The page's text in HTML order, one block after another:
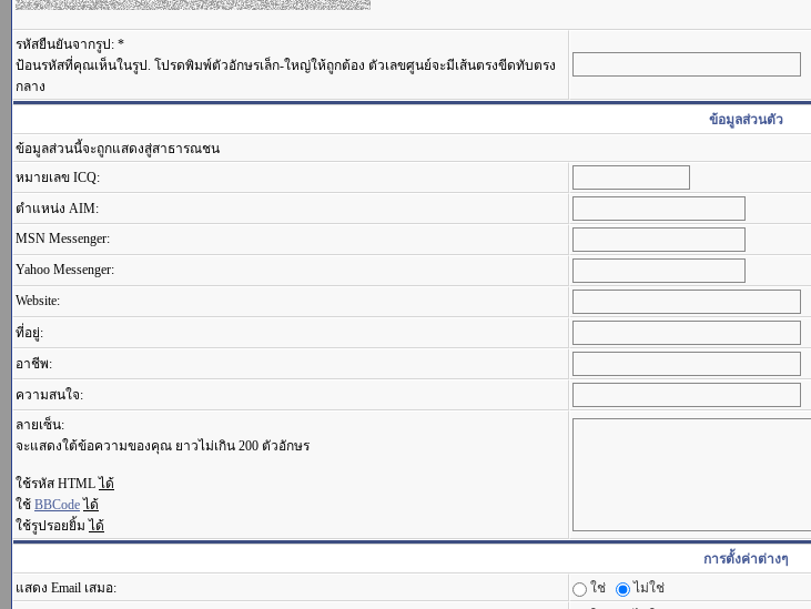
รหัสยืนยันจากรูป: *
ป้อนรหัสที่คุณเห็นในรูป. โปรดพิมพ์ตัวอักษรเล็ก-ใหญ่ให้ถูกต้อง ตัวเลขศูนย์จะมีเส้นตรงขีดทับตรง
กลาง
ข้อมูลส่วนตัว
ข้อมูลส่วนนี้จะถูกแสดงสู่สาธารณชน
หมายเลข ICQ:
ตำแหน่ง AIM:
MSN Messenger:
Yahoo Messenger:
Website:
ที่อยู่:
อาชีพ:
ความสนใจ:
ลายเซ็น:
จะแสดงใต้ข้อความของคุณ ยาวไม่เกิน 200 ตัวอักษร
ใช้รหัส HTML ได้
ใช้ BBCode ได้
ใช้รูปรอยยิ้ม ได้
การตั้งค่าต่างๆ
แสดง Email เสมอ:
ใช่
ไม่ใช่